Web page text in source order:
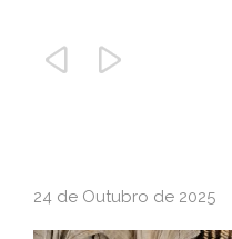
 
24 de Outubro de 2025